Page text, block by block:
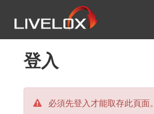
登入
必須先登入才能取存此頁面。